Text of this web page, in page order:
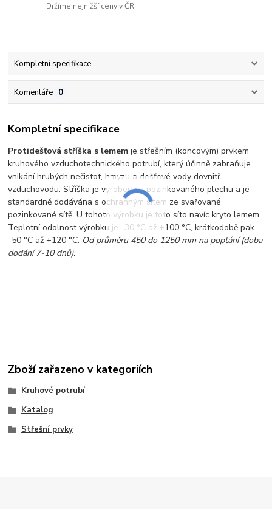
Držíme nejnižší ceny v ČR
Kompletní specifikace
Komentáře 0
Kompletní specifikace
Protidešťová stříška s lememje střešním (koncovým) prvkem
kruhového vzduchotechnického potrubí, který účinně zabraňuje
vnikání hrubých nečistot, hmyzu a dešťové vody dovnitř
vzduchovodu. Stříška je vyrobena z pozinkovaného plechu a je
standardně dodávána s ochranným sítem ze svařované
pozinkované sítě. U tohoto výrobku je toto síto navíc kryto lemem.
Teplotní odolnost výrobku je -30 °C až +100 °C, krátkodobě pak
-50 °C až +120 °C. Od průměru 450 do 1250 mm na poptání (doba
dodání 7-10 dnů).
Zboží zařazeno v kategoriích
Kruhové potrubí
Katalog
Střešní prvky